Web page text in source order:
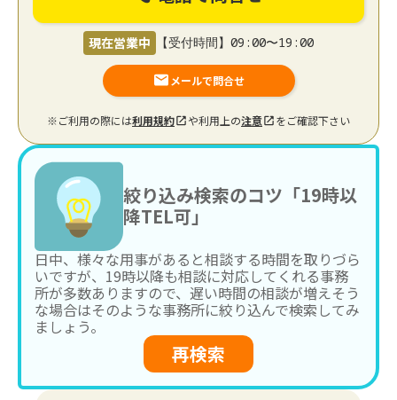
現在営業中 【受付時間】09:00〜19:00
メールで問合せ
※ご利用の際には利用規約 や利用上の注意 をご確認下さい
絞り込み検索のコツ「19時以
降TEL可」
日中、様々な用事があると相談する時間を取りづら
いですが、19時以降も相談に対応してくれる事務
所が多数ありますので、遅い時間の相談が増えそう
な場合はそのような事務所に絞り込んで検索してみ
ましょう。
再検索